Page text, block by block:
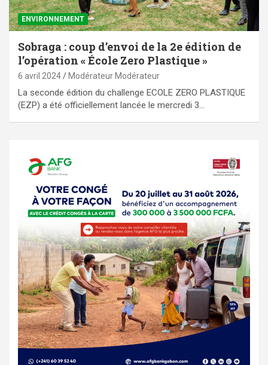
ENVIRONNEMENT
Sobraga : coup d’envoi de la 2e édition de
l’opération « École Zero Plastique »
6 avril 2024 Modérateur Modérateur
La seconde édition du challenge ECOLE ZERO PLASTIQUE
(EZP) a été officiellement lancée le mercredi 3…